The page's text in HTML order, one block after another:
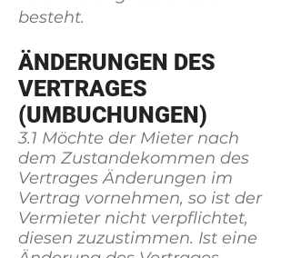
besteht.
ÄNDERUNGEN DES
VERTRAGES
(UMBUCHUNGEN)
3.1 Möchte der Mieter nach
dem Zustandekommen des
Vertrages Änderungen im
Vertrag vornehmen, so ist der
Vermieter nicht verpflichtet,
diesen zuzustimmen. Ist eine